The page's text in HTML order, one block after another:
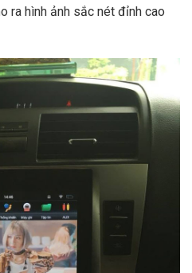
ra hình ảnh sắc nét đỉnh cao